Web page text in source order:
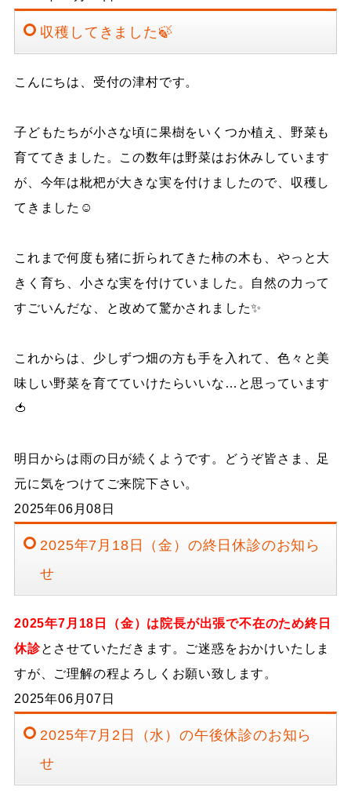
収穫してきました🍃
こんにちは、受付の津村です。
子どもたちが小さな頃に果樹をいくつか植え、野菜も
育ててきました。この数年は野菜はお休みしています
が、今年は枇杷が大きな実を付けましたので、収穫し
てきました☺
これまで何度も猪に折られてきた柿の木も、やっと大
きく育ち、小さな実を付けていました。自然の力って
すごいんだな、と改めて驚かされました✨
これからは、少しずつ畑の方も手を入れて、色々と美
味しい野菜を育てていけたらいいな…と思っています
🍅
明日からは雨の日が続くようです。どうぞ皆さま、足
元に気をつけてご来院下さい。
2025年06月08日
2025年7月18日（金）の終日休診のお知ら
せ
2025年7月18日（金）は院長が出張で不在のため終日
休診とさせていただきます。ご迷惑をおかけいたしま
すが、ご理解の程よろしくお願い致します。
2025年06月07日
2025年7月2日（水）の午後休診のお知ら
せ